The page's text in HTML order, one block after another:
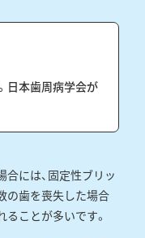
日本歯周病学会が
には、固定性ブリッ
の歯を喪失した場合
ことが多いです。